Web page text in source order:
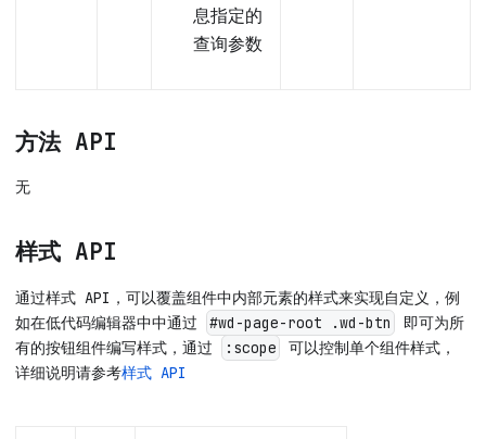
息指定的
查询参数
方法 API
无
样式 API
通过样式 API，可以覆盖组件中内部元素的样式来实现自定义，例
如在低代码编辑器中中通过
#wd-page-root .wd-btn
即可为所
有的按钮组件编写样式，通过
:scope
可以控制单个组件样式，
详细说明请参考样式 API